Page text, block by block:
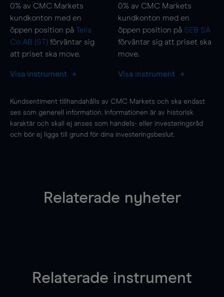
0% av CMC Markets
kundkonton med en
öppen position på Telia
Co AB (ST) förväntar sig
att priset ska move.
Visa instrument
0% av CMC Markets
kundkonton med en
öppen position på SEB SA
förväntar sig att priset ska
move.
Visa instrument
Kundsentiment tillhandahålls av CMC Markets och ska endast
ses som generell information. Informationen är av historisk
karaktär och skall ej anses som handels- eller investeringsråd
och bör ej ligga till grund för dina investeringsbeslut.
Relaterade nyheter
Relaterade instrument